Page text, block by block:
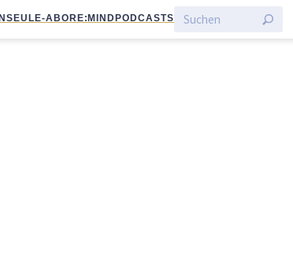
EULE-ABO RE:MIND PODCASTS